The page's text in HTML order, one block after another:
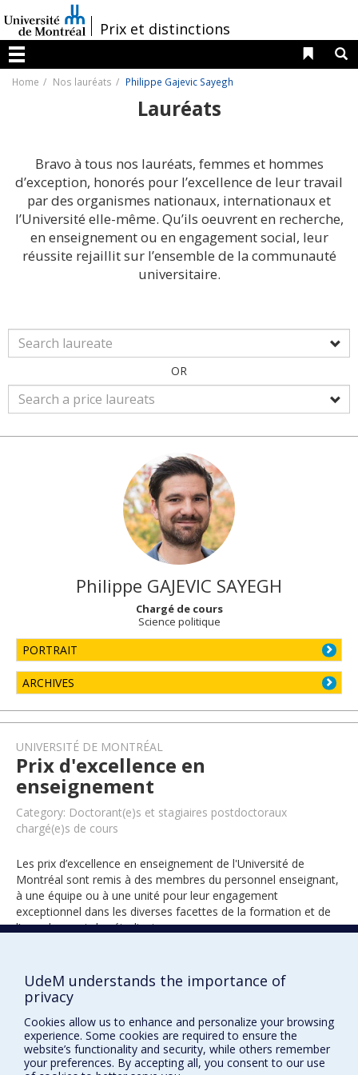
au
contenu
/Prix et distinctions
Menu
Liens
Home Nos lauréats Philippe Gajevic Sayegh
Lauréats
Bravo à tous nos lauréats, femmes et hommes
d’exception, honorés pour l’excellence de leur travail
par des organismes nationaux, internationaux et
l’Université elle-même. Qu’ils oeuvrent en recherche,
en enseignement ou en engagement social, leur
réussite rejaillit sur l’ensemble de la communauté
universitaire.
OR
Philippe GAJEVIC SAYEGH
Chargé de cours
Science politique
PORTRAIT
ARCHIVES
UNIVERSITÉ DE MONTRÉAL
Prix d'excellence en
enseignement
Category: Doctorant(e)s et stagiaires postdoctoraux
chargé(e)s de cours
Les prix d’excellence en enseignement de l'Université de
Montréal sont remis à des membres du personnel enseignant,
à une équipe ou à une unité pour leur engagement
exceptionnel dans les diverses facettes de la formation et de
l’encadrement des étudiants.
UdeM understands the importance of
privacy
Cookies allow us to enhance and personalize your browsing
experience. Some cookies are required to ensure the
website’s functionality and security, while others remember
your preferences. By accepting all, you consent to our use